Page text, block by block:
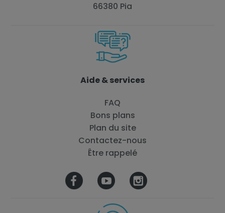
66380 Pia
Aide & services
FAQ
Bons plans
Plan du site
Contactez-nous
Être rappelé